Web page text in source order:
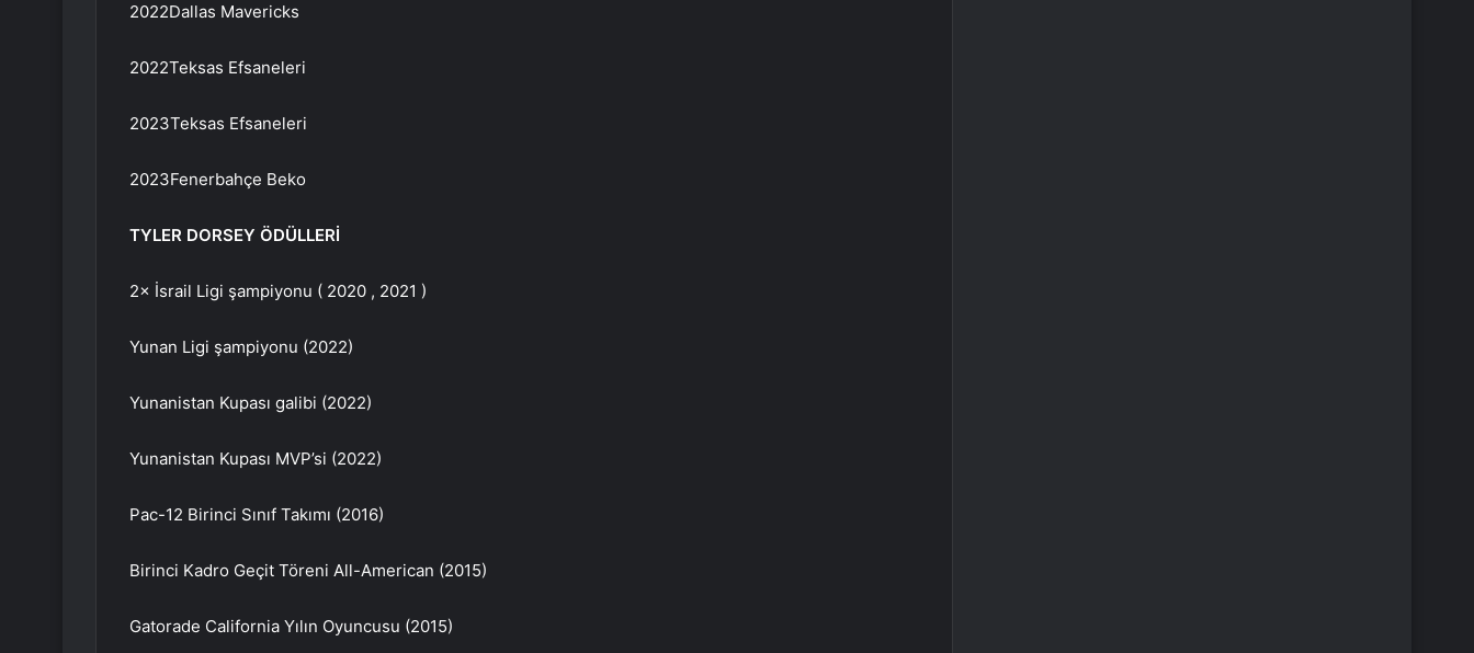
2022Dallas Mavericks
2022Teksas Efsaneleri
2023Teksas Efsaneleri
2023Fenerbahçe Beko
TYLER DORSEY ÖDÜLLERİ
2× İsrail Ligi şampiyonu ( 2020 , 2021 )
Yunan Ligi şampiyonu (2022)
Yunanistan Kupası galibi (2022)
Yunanistan Kupası MVP’si (2022)
Pac-12 Birinci Sınıf Takımı (2016)
Birinci Kadro Geçit Töreni All-American (2015)
Gatorade California Yılın Oyuncusu (2015)